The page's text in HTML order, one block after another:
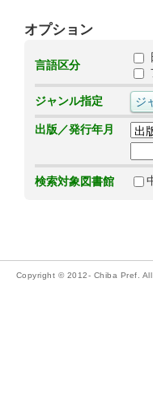
オプション
言語区分
ジャンル指定
出版／発行年月
検索対象図書館
Copyright © 2012- Chiba Pref. All